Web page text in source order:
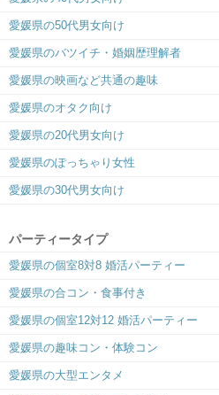
愛媛県の50代男女向け
愛媛県のバツイチ・婚姻歴理解者
愛媛県の映画など共通の趣味
愛媛県のオタク向け
愛媛県の20代男女向け
愛媛県のぽっちゃり女性
愛媛県の30代男女向け
パーティータイプ
愛媛県の個室8対8 婚活パーティー
愛媛県の合コン・食事付き
愛媛県の個室12対12 婚活パーティー
愛媛県の趣味コン・体験コン
愛媛県の大型エンタメ